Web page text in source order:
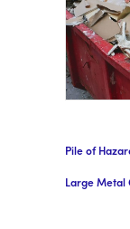
Pile of
Large Metal